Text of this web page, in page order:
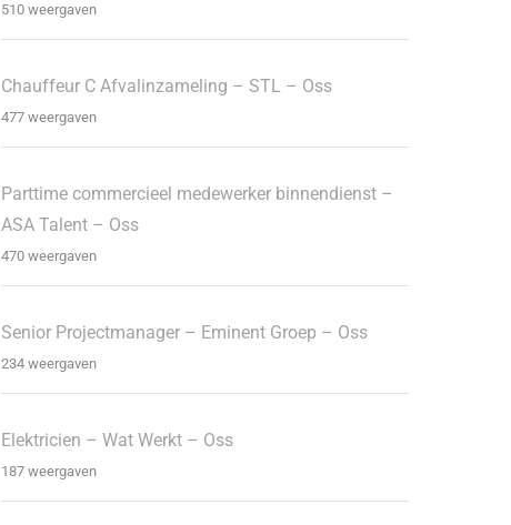
510 weergaven
Chauffeur C Afvalinzameling – STL – Oss
477 weergaven
Parttime commercieel medewerker binnendienst –
ASA Talent – Oss
470 weergaven
Senior Projectmanager – Eminent Groep – Oss
234 weergaven
Elektricien – Wat Werkt – Oss
187 weergaven